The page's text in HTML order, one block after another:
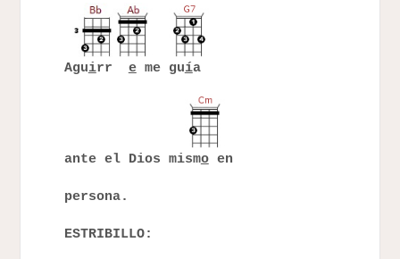
Aguirr eme guía
ante el Dios mismoen
persona.
ESTRIBILLO: